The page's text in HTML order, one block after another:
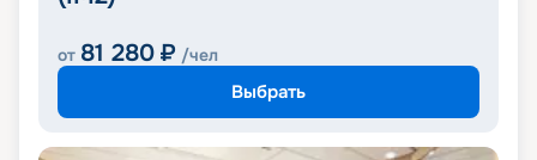
от 81 280 ₽ /чел
Выбрать